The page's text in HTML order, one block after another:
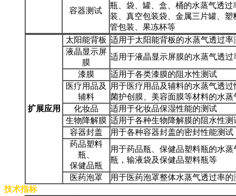
容器测试
瓶、袋、罐、盒、桶的水蒸气透
装、真空包装袋、金属三片罐、
管包装、果冻杯等
扩展应用
太阳能背板 适用于太阳能背板的水蒸气透过率
液晶显示屏
膜
适用于液晶显示屏膜的水蒸气透过
漆膜
适用于各类漆膜的阻水性测试
医疗用品及
辅料
用于医疗用品及辅料的水蒸气透
菌护创膜、美容面膜等材料的水蒸
化妆品
适用于化妆品保湿性能的测试
生物降解膜 适用于各种生物降解膜的阻水性
容器封盖
用于各种容器封盖的密封性能测试
药品塑料
瓶、
保健品瓶
用于药品瓶、保健品塑料瓶的水
瓶，输液袋及保健品塑料瓶等
医药泡罩
用于医药泡罩整体水蒸气透过率的
技术指标